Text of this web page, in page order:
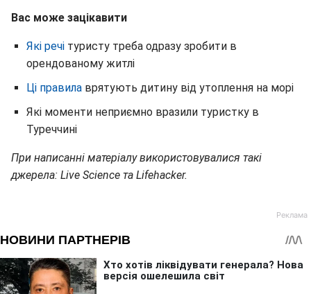
Вас може зацікавити
Які речі туристу треба одразу зробити в
орендованому житлі
Ці правила врятують дитину від утоплення на морі
Які моменти неприємно вразили туристку в
Туреччині
При написанні матеріалу використовувалися такі
джерела: Live Science та Lifehacker.